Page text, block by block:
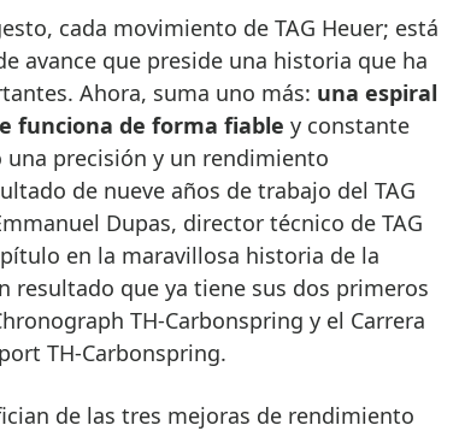
avance que preside una historia que ha
Ahora, suma uno más: una espiral
funciona de forma fiable y constante
precisión y un rendimiento
de nueve años de trabajo del TAG
Dupas, director técnico de TAG
en la maravillosa historia de la
resultado que ya tiene sus dos primeros
TH-Carbonspring y el Carrera
TH-Carbonspring.
de las tres mejoras de rendimiento